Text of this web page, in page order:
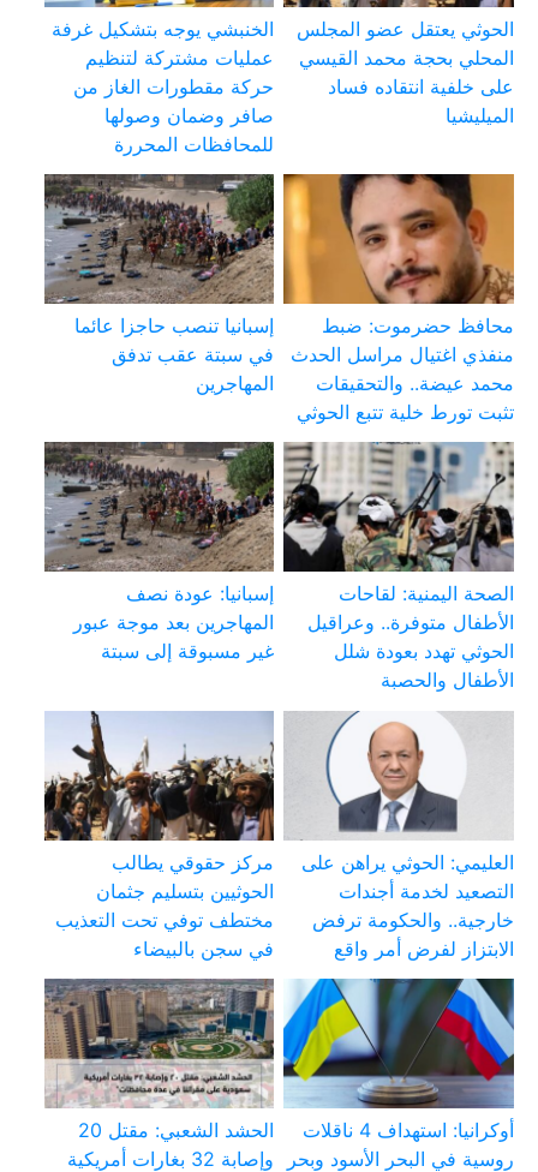
الحوثي يعتقل عضو المجلس
المحلي بحجة محمد القيسي
على خلفية انتقاده فساد
الميليشيا
الخنبشي يوجه بتشكيل غرفة
عمليات مشتركة لتنظيم
حركة مقطورات الغاز من
صافر وضمان وصولها
للمحافظات المحررة
محافظ حضرموت: ضبط
منفذي اغتيال مراسل الحدث
محمد عيضة.. والتحقيقات
تثبت تورط خلية تتبع الحوثي
إسبانيا تنصب حاجزا عائما
في سبتة عقب تدفق
المهاجرين
الصحة اليمنية: لقاحات
الأطفال متوفرة.. وعراقيل
الحوثي تهدد بعودة شلل
الأطفال والحصبة
إسبانيا: عودة نصف
المهاجرين بعد موجة عبور
غير مسبوقة إلى سبتة
العليمي: الحوثي يراهن على
التصعيد لخدمة أجندات
خارجية.. والحكومة ترفض
الابتزاز لفرض أمر واقع
مركز حقوقي يطالب
الحوثيين بتسليم جثمان
مختطف توفي تحت التعذيب
في سجن بالبيضاء
أوكرانيا: استهداف 4 ناقلات
روسية في البحر الأسود وبحر
الحشد الشعبي: مقتل 20
وإصابة 32 بغارات أمريكية